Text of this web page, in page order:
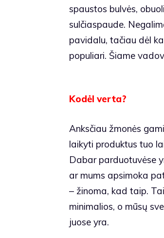
spaustos bulvės,
sulčiaspaude.
pavidalu, tačiau dėl
populiari. Šiame
Kodėl verta?
Anksčiau žmonės
laikyti produktus tuo
Dabar parduotuvėse
ar mums apsimoka
– žinoma, kad taip.
minimalios, o mūsų
juose yra.